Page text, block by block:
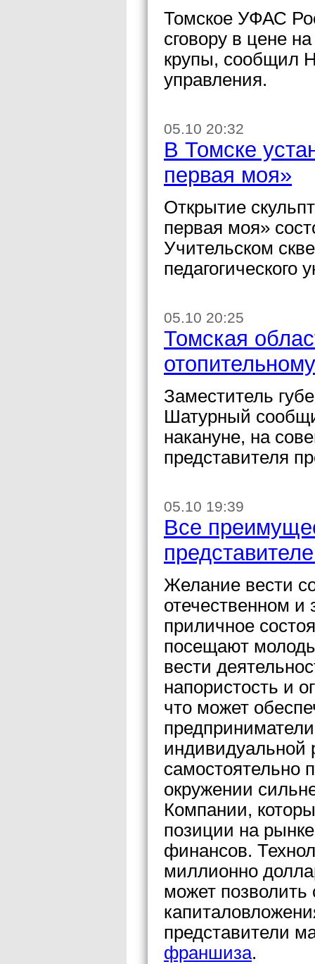
Томское УФАС
сговору в цене
крупы, сообщил
управления.
05.10 20:32
В Томске
первая моя»
Открытие
первая моя»
Учительском
педагогического
05.10 20:25
Томская
Заместитель
Шатурный
накануне, на
представителя
05.10 19:39
Все
Желание вести
отечественном и
приличное
посещают
вести
напористость и
что может
индивидуальной
самостоятельно
окружении
Компании,
позиции на
финансов.
миллионно
может
представители
франшиза.